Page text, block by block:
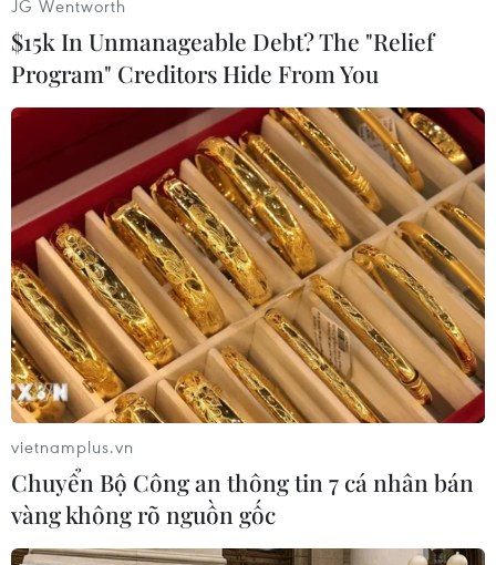
Như Mai (Vietnam+)
#Trung Quốc
#Thương mại
#Toàn cầu Đức Trung Quốc
JG Wentworth
$15k In Unmanageable Debt? The "Relief
Program" Creditors Hide From You
vietnamplus.vn
Chuyển Bộ Công an thông tin 7 cá nhân bán
vàng không rõ nguồn gốc